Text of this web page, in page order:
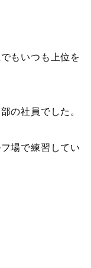
もいつも上位を
の社員でした。
場で練習してい